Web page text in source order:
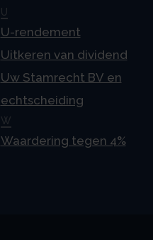
U
U-rendement
Uitkeren van dividend
Uw Stamrecht BV en
echtscheiding
W
Waardering tegen 4%